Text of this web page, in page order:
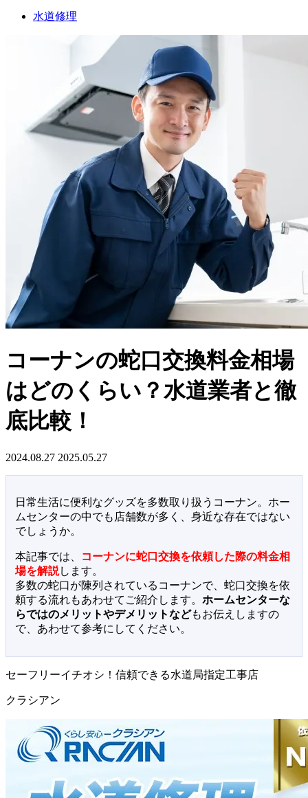
水道修理
コーナンの蛇口交換料金相場
はどのくらい？水道業者と徹
底比較！
2024.08.27 2025.05.27
日常生活に便利なグッズを多数取り扱うコーナン。ホー
ムセンターの中でも店舗数が多く、身近な存在ではない
でしょうか。
本記事では、
コーナンに蛇口交換を依頼した際の料金相
場を解説します。
多数の蛇口が陳列されているコーナンで、蛇口交換を依
頼する流れもあわせてご紹介します。 ホームセンターな
らではのメリットやデメリットなどもお伝えしますの
で、あわせて参考にしてください。
セーフリーイチオシ！信頼できる水道局指定工事店
クラシアン